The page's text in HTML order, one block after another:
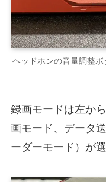
ヘッドホンの音量調整
録画モードは左か
画モード、データ
ーダーモード）が選